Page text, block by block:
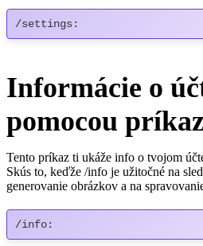
/settings:
Informácie o
pomocou
Tento príkaz ti ukáže info o tvojom
Skús to, keďže /info je užitočné na
generovanie obrázkov a na
/info: